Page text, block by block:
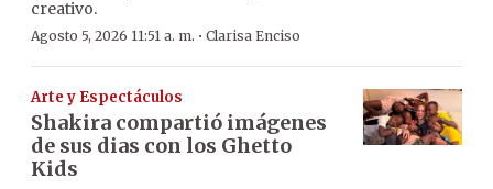
creativo.
Agosto 5, 2026 11:51 a. m. · Clarisa Enciso
Arte y Espectáculos
Shakira compartió imágenes
de sus dias con los Ghetto
Kids